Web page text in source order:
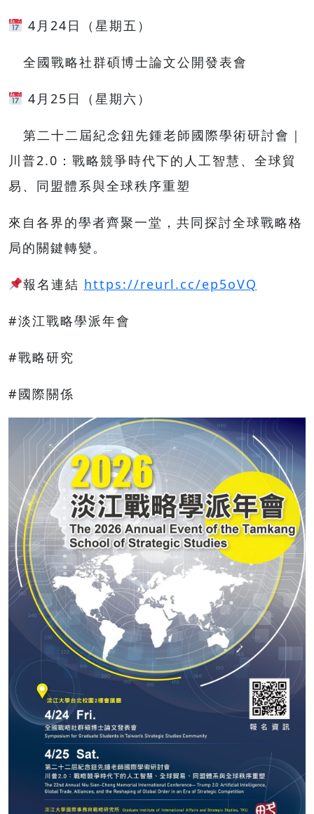
4月24日（星期五）
全國戰略社群碩博士論文公開發表會
4月25日（星期六）
第二十二屆紀念鈕先鍾老師國際學術研討會｜
川普2.0：戰略競爭時代下的人工智慧、全球貿
易、同盟體系與全球秩序重塑
來自各界的學者齊聚一堂，共同探討全球戰略格
局的關鍵轉變。
報名連結 https://reurl.cc/ep5oVQ
#淡江戰略學派年會
#戰略研究
#國際關係